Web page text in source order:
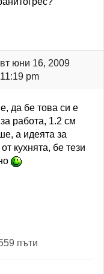
вт юни 16, 2009
11:19 pm
да бе това си е
работа, 1.2 см
а идеята за
кухнята, бе тези
пъти